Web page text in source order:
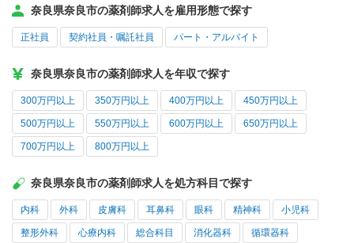
奈良県奈良市の薬剤師求人を雇用形態で探す
正社員 契約社員・嘱託社員 パート・アルバイト
奈良県奈良市の薬剤師求人を年収で探す
300万円以上 350万円以上 400万円以上 450万円以上
500万円以上 550万円以上 600万円以上 650万円以上
700万円以上 800万円以上
奈良県奈良市の薬剤師求人を処方科目で探す
内科 外科 皮膚科 耳鼻科 眼科 精神科 小児科
整形外科 心療内科 総合科目 消化器科 循環器科